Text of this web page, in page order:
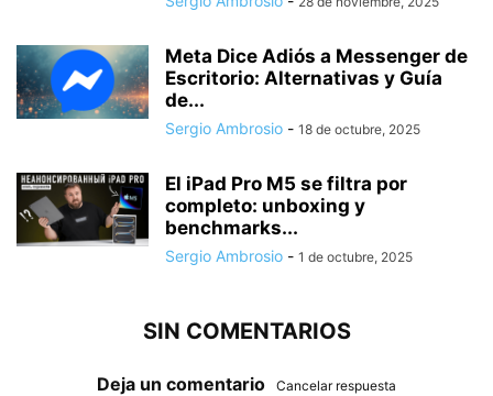
Meta Dice Adiós a Messenger de
Escritorio: Alternativas y Guía
de...
Sergio Ambrosio - 18 de octubre, 2025
El iPad Pro M5 se filtra por
completo: unboxing y
benchmarks...
Sergio Ambrosio - 1 de octubre, 2025
SIN COMENTARIOS
Deja un comentario Cancelar respuesta